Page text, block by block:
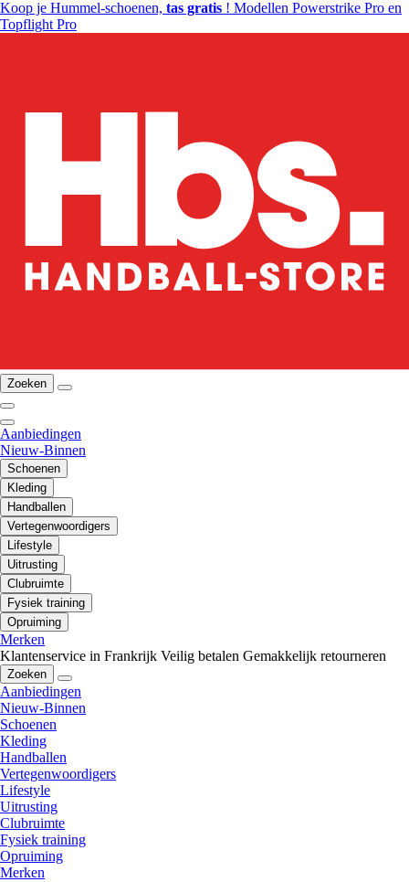
Koop je Hummel-schoenen, tas gratis ! Modellen Powerstrike Pro en
Topflight Pro
Zoeken
Aanbiedingen
Nieuw-Binnen
Schoenen
Kleding
Handballen
Vertegenwoordigers
Lifestyle
Uitrusting
Clubruimte
Fysiek training
Opruiming
Merken
Klantenservice in Frankrijk Veilig betalen Gemakkelijk retourneren
Zoeken
Aanbiedingen
Nieuw-Binnen
Schoenen
Kleding
Handballen
Vertegenwoordigers
Lifestyle
Uitrusting
Clubruimte
Fysiek training
Opruiming
Merken